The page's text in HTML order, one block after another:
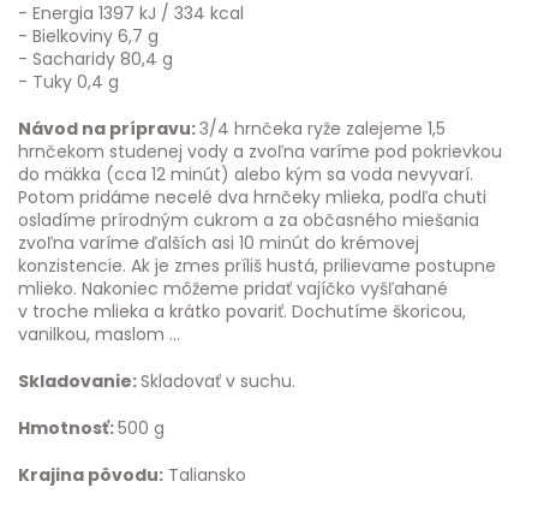
- Energia 1397 kJ / 334 kcal
- Bielkoviny 6,7 g
- Sacharidy 80,4 g
- Tuky 0,4 g
Návod na prípravu:3/4 hrnčeka ryže zalejeme 1,5
hrnčekom studenej vody a zvoľna varíme pod pokrievkou
do mäkka (cca 12 minút) alebo kým sa voda nevyvarí.
Potom pridáme necelé dva hrnčeky mlieka, podľa chuti
osladíme prírodným cukrom a za občasného miešania
zvoľna varíme ďalších asi 10 minút do krémovej
konzistencie. Ak je zmes príliš hustá, prilievame postupne
mlieko. Nakoniec môžeme pridať vajíčko vyšľahané
v troche mlieka a krátko povariť. Dochutíme škoricou,
vanilkou, maslom ...
Skladovanie:Skladovať v suchu.
Hmotnosť:500 g
Krajina pôvodu: Taliansko